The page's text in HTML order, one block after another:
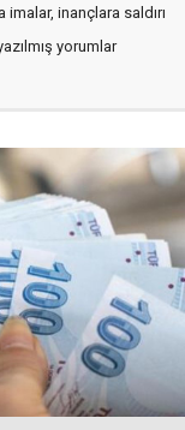
inançlara saldırı
yorumlar